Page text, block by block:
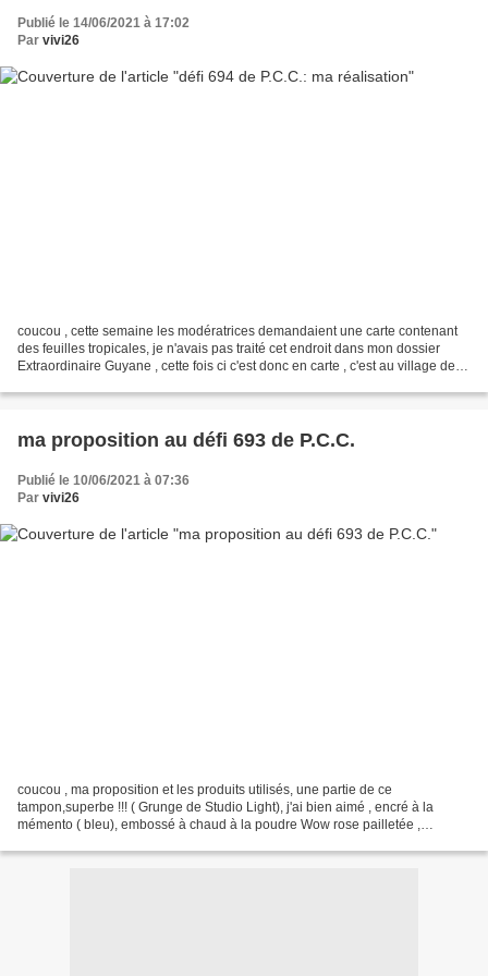
Publié le 14/06/2021 à 17:02
Par vivi26
coucou , cette semaine les modératrices demandaient une carte contenant
des feuilles tropicales, je n'avais pas traité cet endroit dans mon dossier
Extraordinaire Guyane , cette fois ci c'est donc en carte , c'est au village de
ma proposition au défi 693 de P.C.C.
Publié le 10/06/2021 à 07:36
Par vivi26
coucou , ma proposition et les produits utilisés, une partie de ce
tampon,superbe !!! ( Grunge de Studio Light), j'ai bien aimé , encré à la
mémento ( bleu), embossé à chaud à la poudre Wow rose pailletée ,